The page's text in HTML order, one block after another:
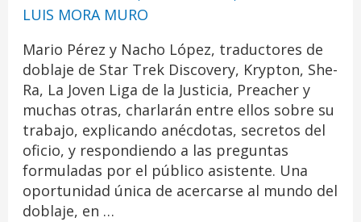
LUIS MORA MURO
Mario Pérez y Nacho López, traductores de
doblaje de Star Trek Discovery, Krypton, She-
Ra, La Joven Liga de la Justicia, Preacher y
muchas otras, charlarán entre ellos sobre su
trabajo, explicando anécdotas, secretos del
oficio, y respondiendo a las preguntas
formuladas por el público asistente. Una
oportunidad única de acercarse al mundo del
doblaje, en …